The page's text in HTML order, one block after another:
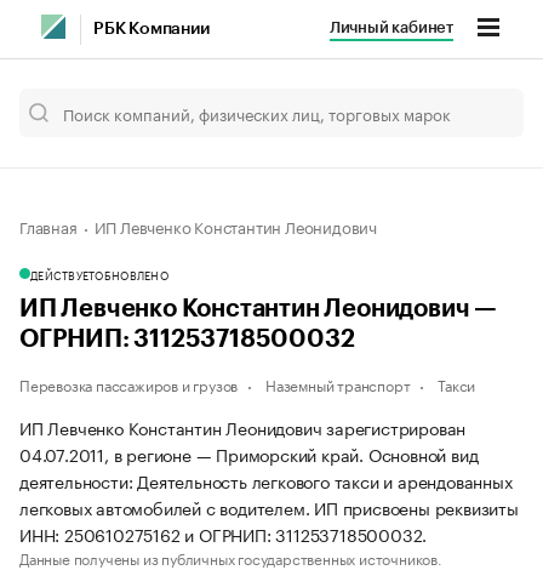
РБК Компании Личный кабинет
Главная ИП Левченко Константин Леонидович
ДЕЙСТВУЕТОБНОВЛЕНО
ИП Левченко Константин Леонидович —
ОГРНИП: 311253718500032
Перевозка пассажиров и грузов Наземный транспорт Такси
ИП Левченко Константин Леонидович зарегистрирован
04.07.2011, в регионе — Приморский край. Основной вид
деятельности: Деятельность легкового такси и арендованных
легковых автомобилей с водителем. ИП присвоены реквизиты
ИНН: 250610275162 и ОГРНИП: 311253718500032.
Данные получены из публичных государственных источников.